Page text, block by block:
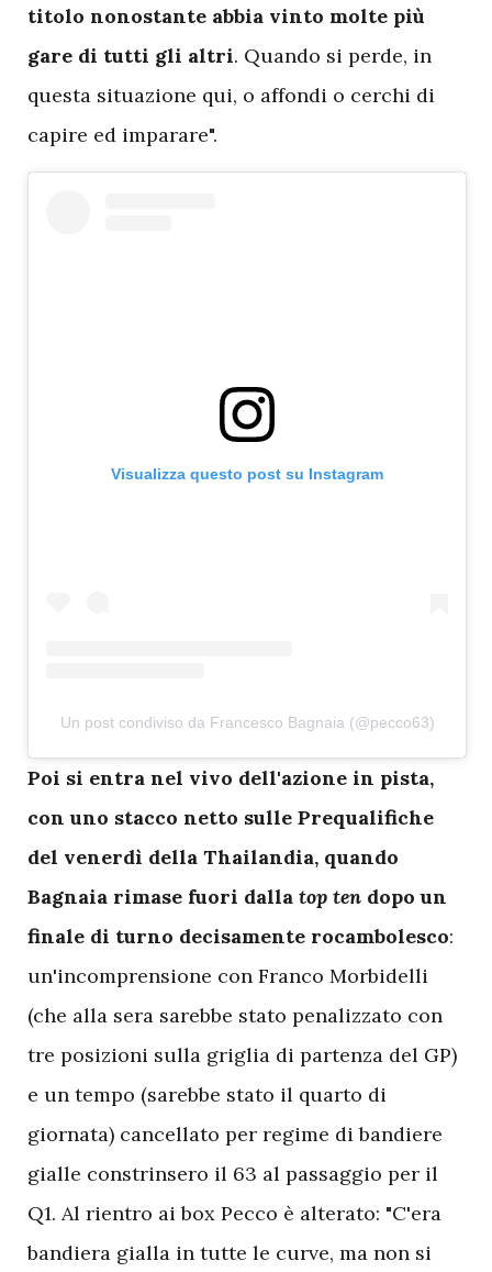
titolo nonostante abbia vinto molte più
gare di tutti gli altri. Quando si perde, in
questa situazione qui, o affondi o cerchi di
capire ed imparare".
Visualizza questo post su Instagram
Un post condiviso da Francesco Bagnaia (@pecco63)
Poi si entra nel vivo dell'azione in pista,
con uno stacco netto sulle Prequalifiche
del venerdì della Thailandia, quando
Bagnaia rimase fuori dalla top ten dopo un
finale di turno decisamente rocambolesco:
un'incomprensione con Franco Morbidelli
(che alla sera sarebbe stato penalizzato con
tre posizioni sulla griglia di partenza del GP)
e un tempo (sarebbe stato il quarto di
giornata) cancellato per regime di bandiere
gialle constrinsero il 63 al passaggio per il
Q1. Al rientro ai box Pecco è alterato: "C'era
bandiera gialla in tutte le curve, ma non si